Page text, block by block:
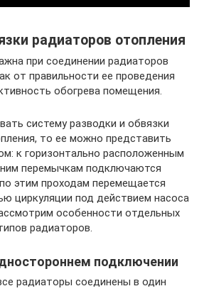
радиаторов отопления
при соединении радиаторов
от правильности ее проведения
обогрева помещения.
систему разводки и обвязки
то ее можно представить
к горизонтально расположенным
перемычкам подключаются
этим проходам перемещается
циркуляции под действием насоса
особенности отдельных
радиаторов.
подключении
радиаторы соединены в один